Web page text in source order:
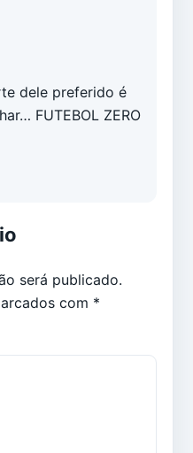
dele preferido é
FUTEBOL ZERO
será publicado.
com *